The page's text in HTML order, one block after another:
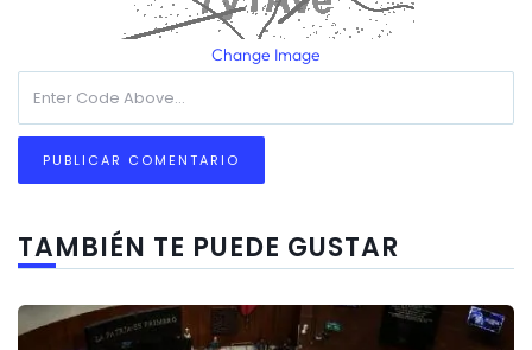
Change Image
TAMBIÉN TE PUEDE GUSTAR